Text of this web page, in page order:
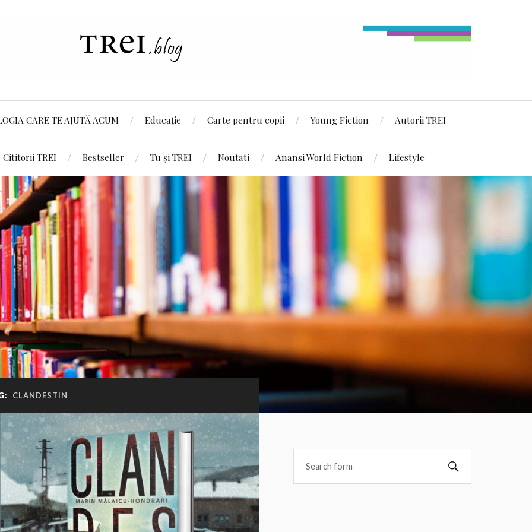
CARE TE AJUTĂ ACUM Educație Carte pentru copii Young Fiction Autorii TREI
Cititorii TREI Bestseller Tu și TREI Noutati Anansi World Fiction Lifestyle
CLANDESTIN